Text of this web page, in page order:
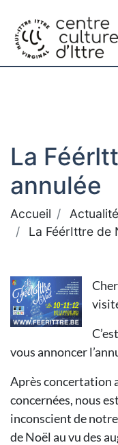
La
annulée
Accueil
La FéérIttre de
vous annoncer
Après concertation
concernées, nous
inconscient de
de Noël au vu des